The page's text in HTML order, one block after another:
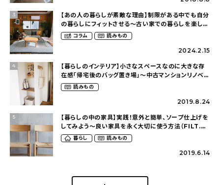
3
【あの人の暮らしが素敵な理由】制限がある中でも自分
の暮らしにフィットさせる〜古い家での暮らしを楽しむ
（idasanchiさん）
コラム 読みもの
2024.2.15
4
【暮らしのインテリア】小さなスペースなのに大きな存
在感「帰宅後のバッグ置き場」～中古マンションリノベー
ションで叶えたコダワリの暮らし（cocoyuko___さ
ん）
読みもの
2019.8.24
5
【暮らしの中の家具】実践！意外と簡単、ソープ仕上げを
してみよう〜良い家具を永く大切に使う方法（FILT.さ
ん） 暮らし 読みもの
2019.6.14